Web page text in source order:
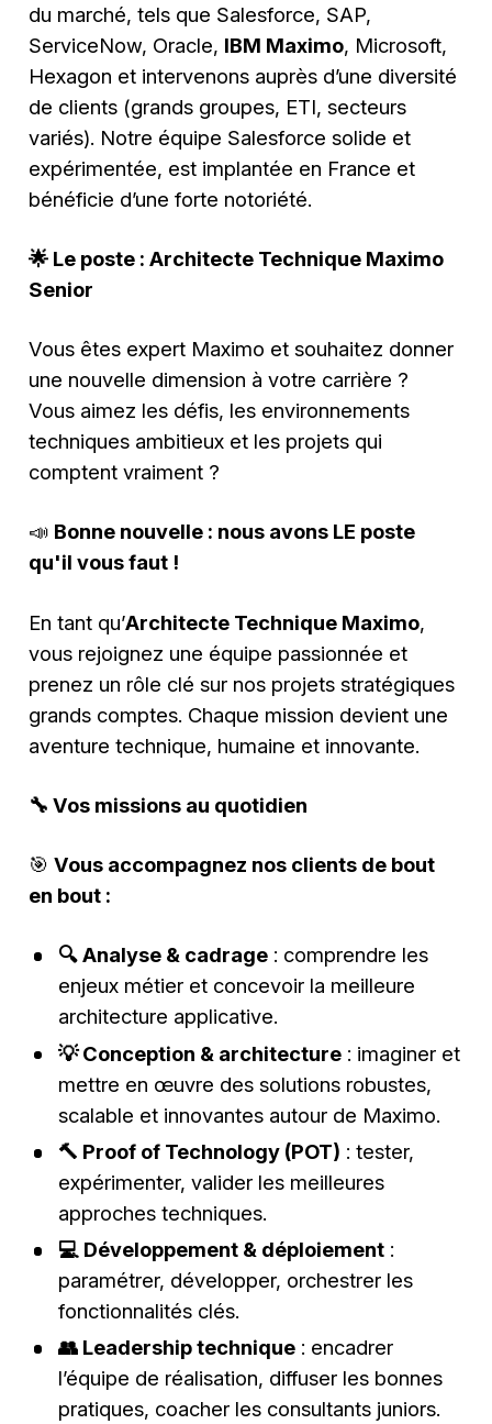
du marché, tels que Salesforce, SAP,
ServiceNow, Oracle, IBM Maximo, Microsoft,
Hexagon et intervenons auprès d’une diversité
de clients (grands groupes, ETI, secteurs
variés). Notre équipe Salesforce solide et
expérimentée, est implantée en France et
bénéficie d’une forte notoriété.
🌟 Le poste : Architecte Technique Maximo
Senior
Vous êtes expert Maximo et souhaitez donner
une nouvelle dimension à votre carrière ?
Vous aimez les défis, les environnements
techniques ambitieux et les projets qui
comptent vraiment ?
📣 Bonne nouvelle : nous avons LE poste
qu'il vous faut !
En tant qu’Architecte Technique Maximo,
vous rejoignez une équipe passionnée et
prenez un rôle clé sur nos projets stratégiques
grands comptes. Chaque mission devient une
aventure technique, humaine et innovante.
🔧 Vos missions au quotidien
🎯Vous accompagnez nos clients de bout
en bout :
🔍 Analyse & cadrage: comprendre les
enjeux métier et concevoir la meilleure
architecture applicative.
💡 Conception & architecture: imaginer et
mettre en œuvre des solutions robustes,
scalable et innovantes autour de Maximo.
🔨 Proof of Technology (POT) : tester,
expérimenter, valider les meilleures
approches techniques.
💻 Développement & déploiement:
paramétrer, développer, orchestrer les
fonctionnalités clés.
👥 Leadership technique: encadrer
l’équipe de réalisation, diffuser les bonnes
pratiques, coacher les consultants juniors.